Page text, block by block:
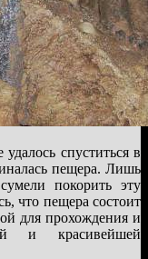
спуститься в
пещера. Лишь
покорить эту
что пещера состоит
для прохождения и
и красивейшей